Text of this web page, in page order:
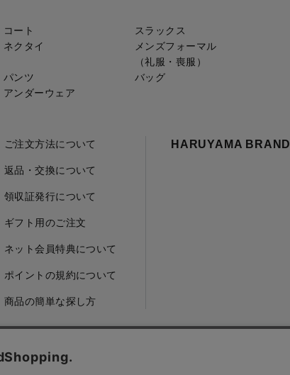
コート
スラックス
ネクタイ
メンズフォーマル
（礼服・喪服）
パンツ
バッグ
アンダーウェア
ご注文方法について
返品・交換について
領収証発行について
ギフト用のご注文
ネット会員特典について
ポイントの規約について
商品の簡単な探し方
HARUYAMA BRAND